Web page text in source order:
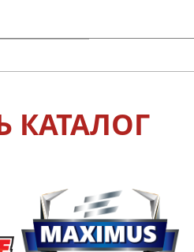
КАТАЛОГ